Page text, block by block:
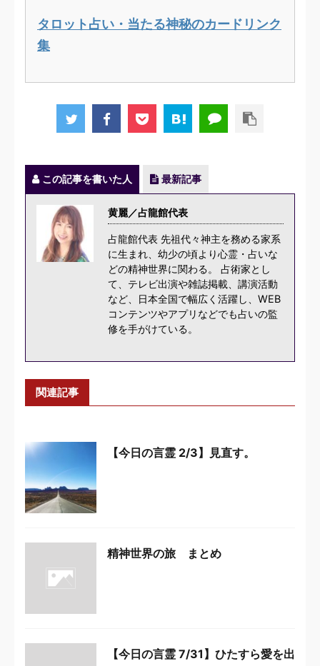
タロット占い・当たる神秘のカードリンク
集
この記事を書いた人 最新記事
黄麗／占龍館代表
占龍館代表 先祖代々神主を務める家系
に生まれ、幼少の頃より心霊・占いな
どの精神世界に関わる。 占術家とし
て、テレビ出演や雑誌掲載、講演活動
など、日本全国で幅広く活躍し、WEB
コンテンツやアプリなどでも占いの監
修を手がけている。
関連記事
【今日の言霊 2/3】見直す。
精神世界の旅 まとめ
【今日の言霊 7/31】ひたすら愛を出